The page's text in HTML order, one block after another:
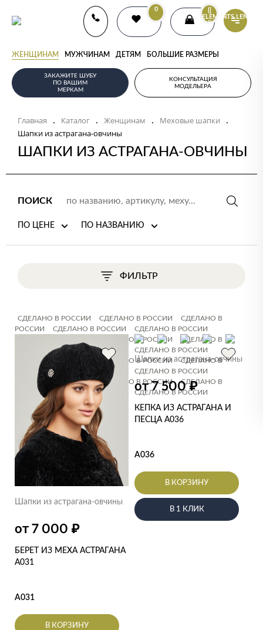
0
{{
ELEMENTS.LENGTH
}}
ЖЕНЩИНАМ МУЖЧИНАМ ДЕТЯМ БОЛЬШИЕ РАЗМЕРЫ
ЗАКАЖИТЕ ШУБУ
ПО ВАШИМ
МЕРКАМ
КОНСУЛЬТАЦИЯ
МОДЕЛЬЕРА
Главная . Каталог . Женщинам . Меховые шапки .
Шапки из астрагана-овчины
ШАПКИ ИЗ АСТРАГАНА-ОВЧИНЫ
ПОИСК
ПО ЦЕНЕ ПО НАЗВАНИЮ
ФИЛЬТР
СДЕЛАНО В РОССИИ СДЕЛАНО В РОССИИ
СДЕЛАНО В
РОССИИ
СДЕЛАНО В РОССИИ
СДЕЛАНО В РОССИИ
СДЕЛАНО В РОССИИ
СДЕЛАНО В
СДЕЛАНО В РОССИИ
СДЕЛАНО В РОССИИ
СДЕЛАНО В РОССИИ
СДЕЛАНО В РОССИИ
СДЕЛАНО В
РОССИИ
СДЕЛАНО В РОССИИ
СДЕЛАНО В РОССИИ
СДЕЛАНО В РОССИИ
СДЕЛАНО В РОССИИ
СДЕЛАНО В
РОССИИ
СДЕЛАНО В РОССИИ СДЕЛАНО В РОССИИ
Шапки из астрагана-овчины
от 7 000 ₽
БЕРЕТ ИЗ МЕХА АСТРАГАНА
А031
А031
В КОРЗИНУ
Шапки из астрагана-овчины
от 7 500₽
КЕПКА ИЗ АСТРАГАНА И
ПЕСЦА А036
А036
В КОРЗИНУ
В 1 КЛИК